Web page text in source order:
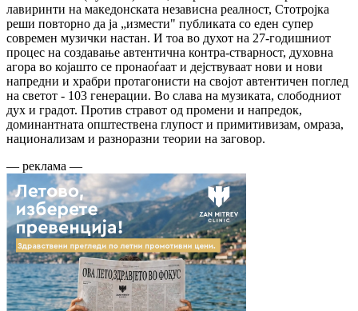
лавиринти на македонската независна реалност, Стотројка
реши повторно да ја „измести" публиката со еден супер
современ музички настан. И тоа во духот на 27-годишниот
процес на создавање автентична контра-стварност, духовна
агора во којашто се пронаоѓаат и дејствуваат нови и нови
напредни и храбри протагонисти на својот автентичен поглед
на светот - 103 генерации. Во слава на музиката, слободниот
дух и градот. Против стравот од промени и напредок,
доминантната општествена глупост и примитивизам, омраза,
национализам и разноразни теории на заговор.
— реклама —